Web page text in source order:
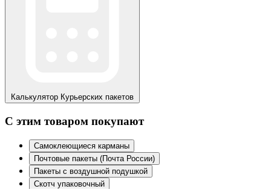
Калькулятор Курьерских пакетов
С этим товаром покупают
Самоклеющиеся карманы
Почтовые пакеты (Почта России)
Пакеты с воздушной подушкой
Скотч упаковочный